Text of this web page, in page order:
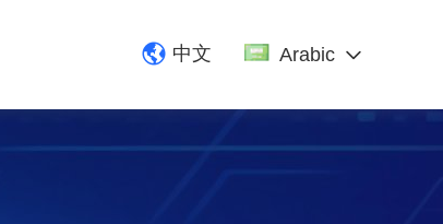
中文 Arabic